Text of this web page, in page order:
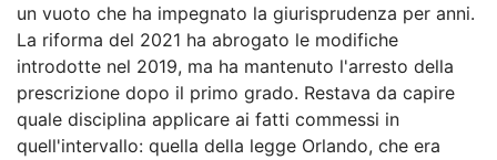
un vuoto che ha impegnato la giurisprudenza per anni.
La riforma del 2021 ha abrogato le modifiche
introdotte nel 2019, ma ha mantenuto l'arresto della
prescrizione dopo il primo grado. Restava da capire
quale disciplina applicare ai fatti commessi in
quell'intervallo: quella della legge Orlando, che era